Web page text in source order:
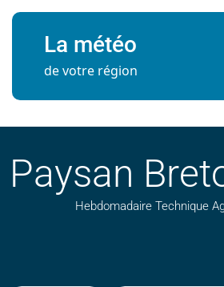
La météo
de votre région
Paysan
Hebdomadaire Technique